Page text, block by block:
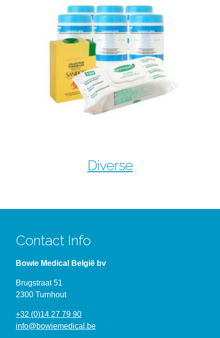
Diverse
Contact Info
Bowie Medical België bv
Brugstraat 51
2300 Turnhout
+32 (0)14 27 79 90
info@bowiemedical.be